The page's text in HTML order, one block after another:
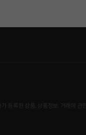
록한 상품, 상품정보, 거래에 관